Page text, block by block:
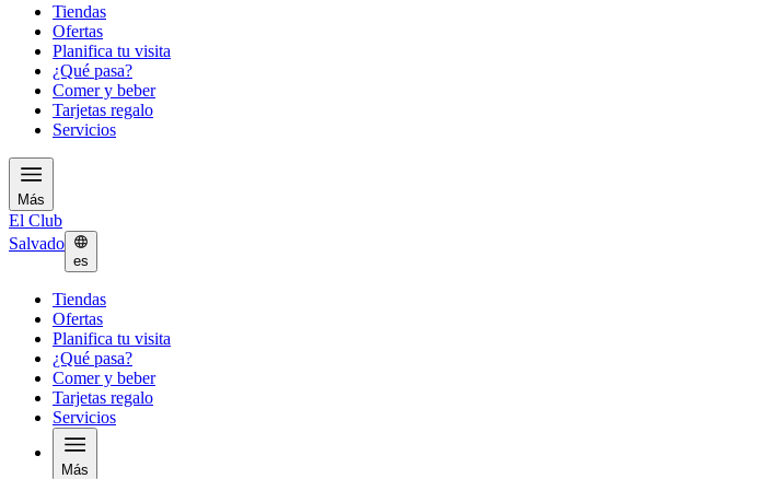
Tiendas
Ofertas
Planifica tu visita
¿Qué pasa?
Comer y beber
Tarjetas regalo
Servicios
Más
El Club
Salvado
es
Tiendas
Ofertas
Planifica tu visita
¿Qué pasa?
Comer y beber
Tarjetas regalo
Servicios
Más